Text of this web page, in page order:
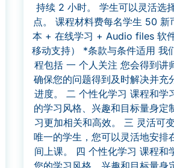
持续 2 小时。 学生可以灵活选
点。 课程材料费每名学生 50 新
本 + 在线学习 + Audio files 软
移动支持） *条款与条件适用 我
程包括 一 个人关注 您会得到讲
确保您的问题得到及时解决并充
进度。 二 个性化学习 课程和学
的学习风格、兴趣和目标量身定
习更加相关和高效。 三 灵活可
唯一的学生，您可以灵活地安排
间上课。 四 个性化学习 课程和